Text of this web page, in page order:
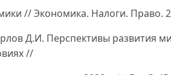
// Экономика. Налоги. Право.
Д.И. Перспективы развития
//